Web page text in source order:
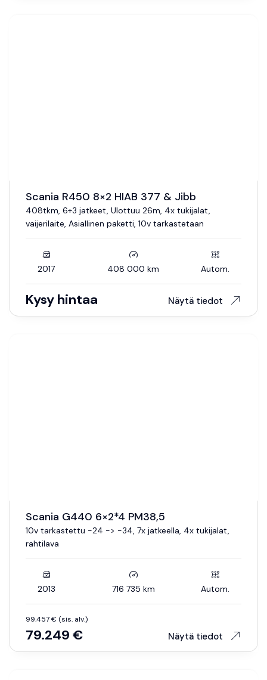
Scania R450 8×2 HIAB 377 & Jibb
408tkm, 6+3 jatkeet, Ulottuu 26m, 4x tukijalat,
vaijerilaite, Asiallinen paketti, 10v tarkastetaan
2017 408 000 km Autom.
Kysy hintaa Näytä tiedot
Scania G440 6×2*4 PM38,5
10v tarkastettu -24 -> -34, 7x jatkeella, 4x tukijalat,
rahtilava
2013 716 735 km Autom.
99.457 € (sis. alv.)
79.249 € Näytä tiedot